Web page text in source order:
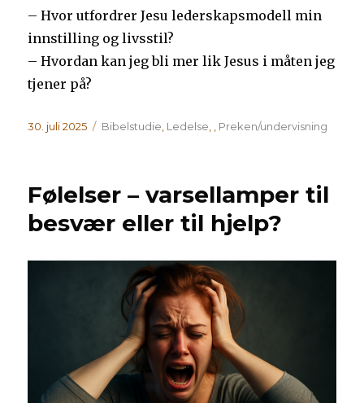
– Hvor utfordrer Jesu lederskapsmodell min
innstilling og livsstil?
– Hvordan kan jeg bli mer lik Jesus i måten jeg
tjener på?
Publisert
30. juli 2025 Kategorier
Bibelstudie Ledelse Preken/undervisning
Følelser – varsellamper til
besvær eller til hjelp?